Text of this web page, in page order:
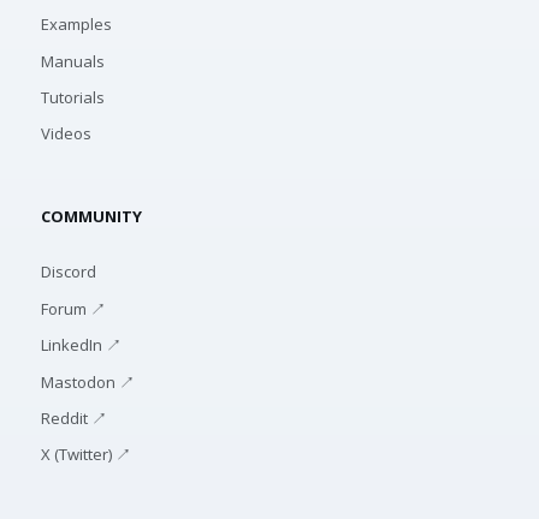
Examples
Manuals
Tutorials
Videos
COMMUNITY
Discord
Forum ↗
LinkedIn ↗
Mastodon ↗
Reddit ↗
X (Twitter) ↗